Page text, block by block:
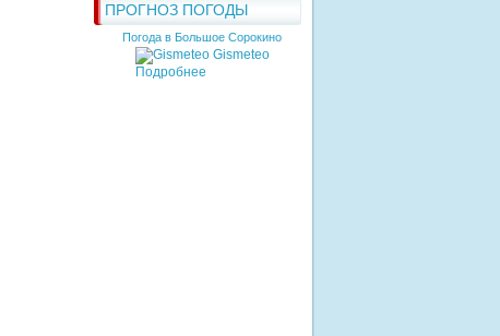
ПРОГНОЗ ПОГОДЫ
Погода в Большое Сорокино
Gismeteo
Подробнее